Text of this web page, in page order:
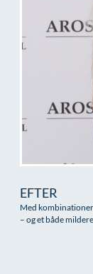
EFTER
Med
– og et både